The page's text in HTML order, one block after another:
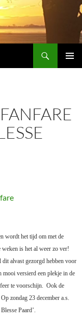
wordt het tijd om met de
is het al weer zo ver!
dit alvast gezorgd hebben voor
mooi versierd een plekje in de
te voorschijn. Ook de
zondag 23 december a.s.
Paard’.